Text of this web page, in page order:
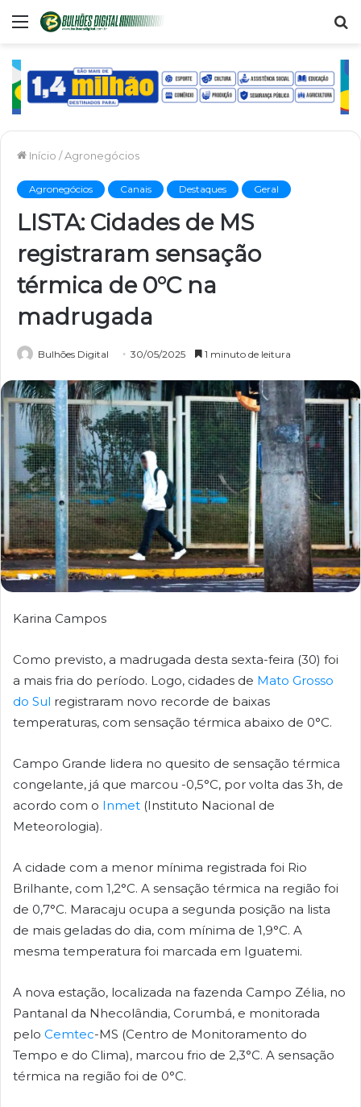
Menu
Início /Agronegócios
Agronegócios Canais Destaques Geral
LISTA: Cidades de MS
registraram sensação
térmica de 0°C na
madrugada
Bulhões Digital 30/05/2025 1 minuto de leitura
Karina Campos
Como previsto, a madrugada desta sexta-feira (30) foi
a mais fria do período. Logo, cidades de Mato Grosso
do Sul registraram novo recorde de baixas
temperaturas, com sensação térmica abaixo de 0°C.
Campo Grande lidera no quesito de sensação térmica
congelante, já que marcou -0,5°C, por volta das 3h, de
acordo com o Inmet (Instituto Nacional de
Meteorologia).
A cidade com a menor mínima registrada foi Rio
Brilhante, com 1,2°C. A sensação térmica na região foi
de 0,7°C. Maracaju ocupa a segunda posição na lista
de mais geladas do dia, com mínima de 1,9°C. A
mesma temperatura foi marcada em Iguatemi.
A nova estação, localizada na fazenda Campo Zélia, no
Pantanal da Nhecolândia, Corumbá, e monitorada
pelo Cemtec-MS (Centro de Monitoramento do
Tempo e do Clima), marcou frio de 2,3°C. A sensação
térmica na região foi de 0°C.